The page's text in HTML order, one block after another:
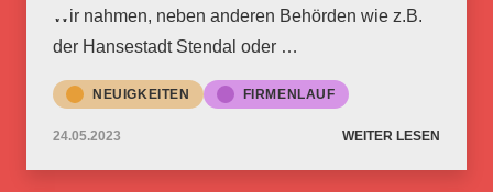
Wir nahmen, neben anderen Behörden wie z.B.
der Hansestadt Stendal oder …
NEUIGKEITEN FIRMENLAUF
24.05.2023 WEITER LESEN